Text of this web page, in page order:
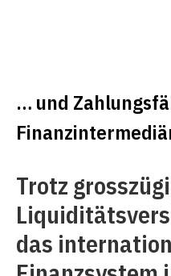
… und
Trotz
das